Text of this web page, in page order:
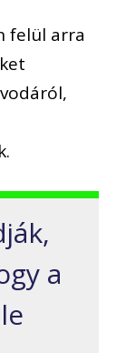
felül arra
a